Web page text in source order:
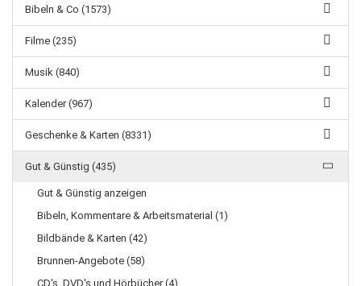
Bibeln & Co (1573)
Filme (235)
Musik (840)
Kalender (967)
Geschenke & Karten (8331)
Gut & Günstig (435)
Gut & Günstig anzeigen
Bibeln, Kommentare & Arbeitsmaterial (1)
Bildbände & Karten (42)
Brunnen-Angebote (58)
CD's, DVD's und Hörbücher (4)